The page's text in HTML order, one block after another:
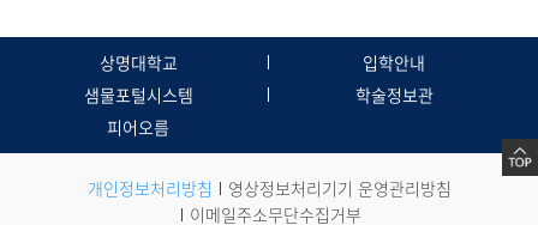
상명대학교
입학안내
샘물포털시스템
학술정보관
피어오름
개인정보처리방침
영상정보처리기기 운영관리방침
이메일주소무단수집거부